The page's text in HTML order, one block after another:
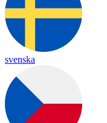
svenska